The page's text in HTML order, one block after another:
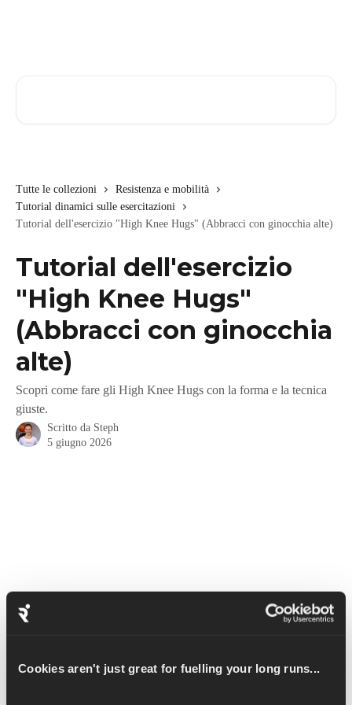
Cookies aren't just great for fuelling your long runs...
Tutte le collezioni
Resistenza e mobilità
Tutorial dinamici sulle esercitazioni
Tutorial dell'esercizio "High Knee Hugs" (Abbracci con ginocchia alte)
Tutorial dell'esercizio
"High Knee Hugs"
(Abbracci con ginocchia
alte)
Scopri come fare gli High Knee Hugs con la forma e la tecnica
giuste.
Scritto da Steph
5 giugno 2026